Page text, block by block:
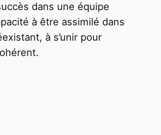
dans une équipe
à être assimilé dans
à s’unir pour